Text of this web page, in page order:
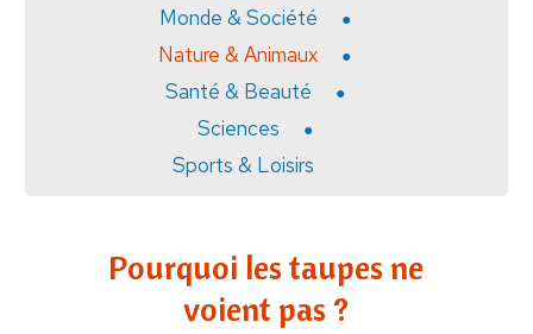
Monde & Société
Nature & Animaux
Santé & Beauté
Sciences
Sports & Loisirs
Pourquoi les taupes ne
voient pas ?